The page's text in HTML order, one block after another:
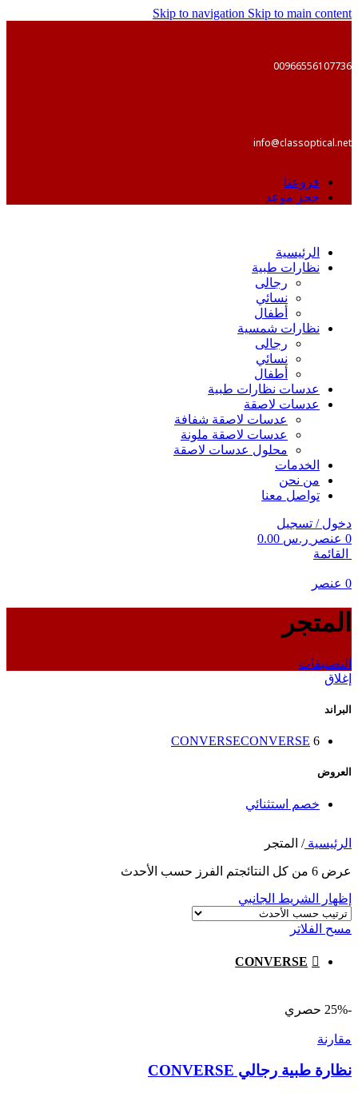
Skip to navigation Skip to main content
00966556107736
info@classoptical.net
فروعنا
حجز موعد
الرئيسية
نظارات طبية
رجالى
نسائي
أطفال
نظارات شمسية
رجالى
نسائي
أطفال
عدسات نظارات طبية
عدسات لاصقة
عدسات لاصقة شفافة
عدسات لاصقة ملونة
محلول عدسات لاصقة
الخدمات
من نحن
تواصل معنا
دخول / تسجيل
0 عنصر ر.س
القائمة
0 عنصر
المتجر
التصنيفات
إغلاق
البراند
CONVERSECONVERSE 6
العروض
خصم استثنائي
الرئيسية/ المتجر
عرض ⁦6⁩ من كل النتائج
تم الفرز حسب الأحدث
إظهار الشريط الجانبي
مسح الفلاتر
CONVERSE
-25% حصري
مقارنة
نظارة طبية رجالي CONVERSE